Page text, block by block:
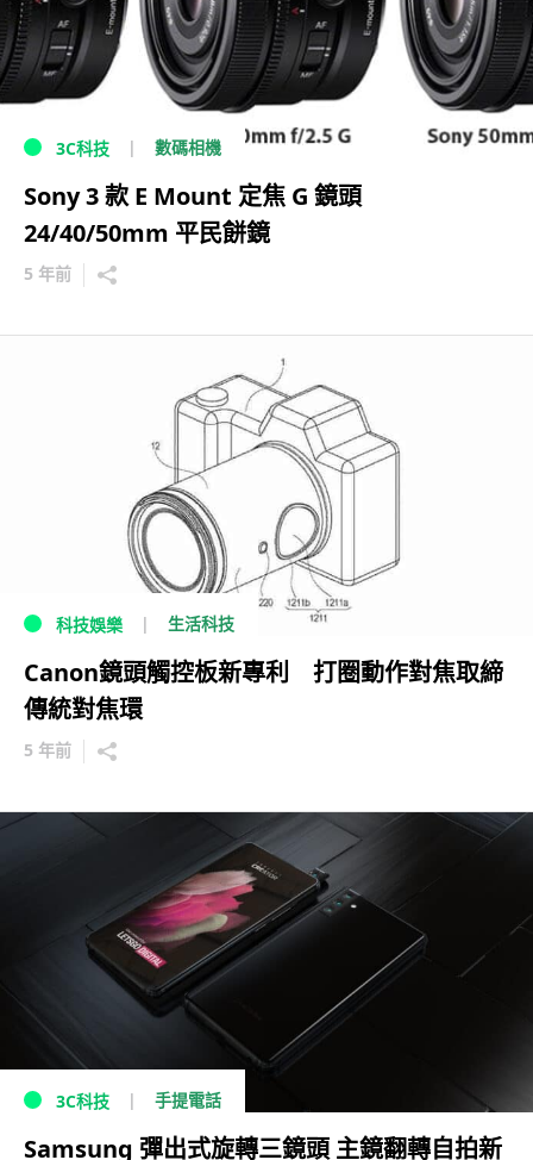
3C科技 數碼相機
Sony 3 款 E Mount 定焦 G 鏡頭
24/40/50mm 平民餅鏡
5 年前
科技娛樂 生活科技
Canon鏡頭觸控板新專利 打圈動作對焦取締
傳統對焦環
5 年前
3C科技 手提電話
Samsung 彈出式旋轉三鏡頭 主鏡翻轉自拍新